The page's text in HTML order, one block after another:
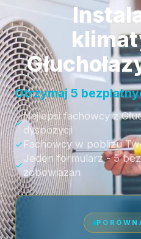
Otrzymaj 5
Najlepsi fachowcy z
dyspozycji
Fachowcy w poblizu
Jeden formularz - 5
zobowiazan